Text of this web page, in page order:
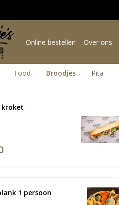
Online bestellen Over ons
Food Broodjes Pita
1 persoon